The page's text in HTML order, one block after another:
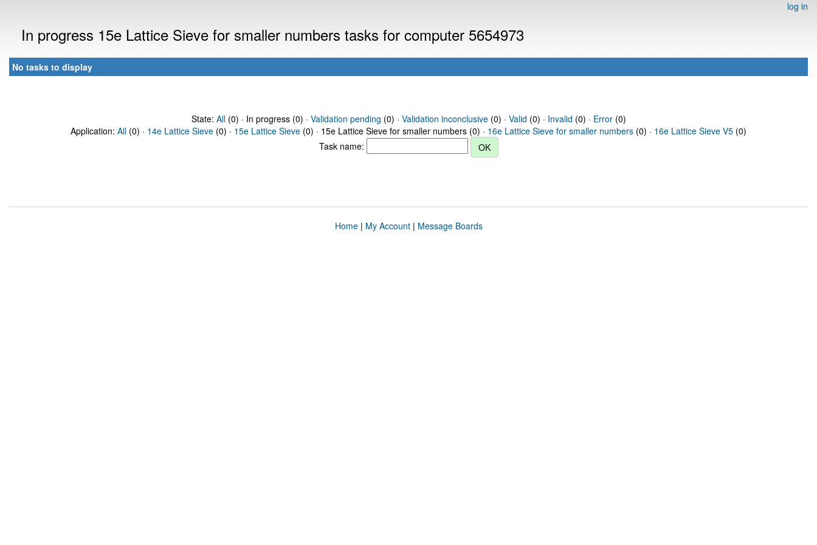
log in
In progress 15e Lattice Sieve for smaller numbers tasks for computer 5654973
No tasks to display
State: All(0) · In progress (0) · Validation pending (0) · Validation inconclusive(0) · Valid (0) · Invalid (0) · Error(0)
Application: All (0) · 14e Lattice Sieve (0) · 15e Lattice Sieve (0) · 15e Lattice Sieve for smaller numbers (0) · 16e Lattice Sieve for smaller numbers (0) · 16e Lattice Sieve V5 (0)
Task name:
Home| My Account| Message Boards